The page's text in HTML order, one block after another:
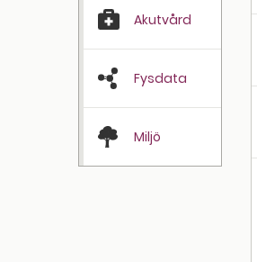
Akutvård
Fysdata
Miljö